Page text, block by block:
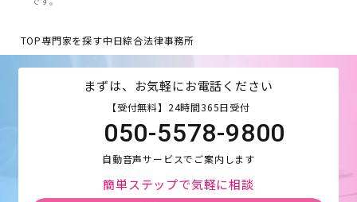
TOP専門家を探す中日綜合法律事務所
まずは、お気軽にお電話ください
【受付無料】24時間365日受付
050-5578-9800
自動音声サービスでご案内します
簡単ステップで気軽に相談